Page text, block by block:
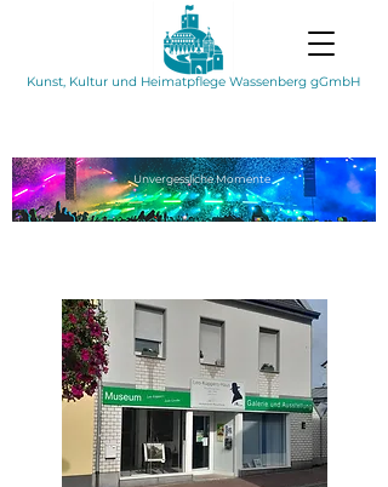
Kunst, Kultur und Heimatpflege Wassenberg gGmbH
UnvergesslicheMomente